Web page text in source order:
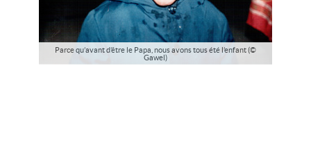
Parce qu’avant d’être le Papa, nous avons tous été l’enfant (©
Gawel)